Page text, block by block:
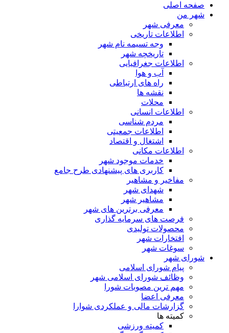
صفحه اصلی
شهر من
معرفی شهر
اطلاعات تاریخی
وجه تسیمه نام شهر
تاریخچه شهر
اطلاعات جغرافیایی
آب و هوا
راه های ارتباطی
نقشه ها
محلات
اطلاعات انسانی
مردم شناسی
اطلاعات جمعیتی
اشتغال و اقتصاد
اطلاعات مکانی
خدمات موجود شهر
کاربری های پیشنهادی طرح جامع
مفاخیر و مشاهیر
شهدای شهر
مشاهیر شهر
معرفی برترین های شهر
فرصت های سرمایه گذاری
محصولات تولیدی
افتخارات شهر
سوغات شهر
شورای شهر
پیام شورای اسلامی
وظائف شورای اسلامی شهر
مهم ترین مصوبات شورا
معرفی اعضا
گزارشات مالی و عملکردی شوارا
کمیته ها
کمیته ورزشی